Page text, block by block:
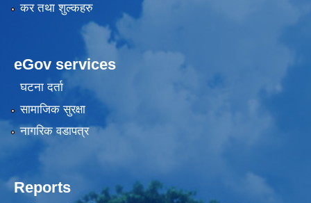
कर तथा शुल्कहरु
eGov services
घटना दर्ता
सामाजिक सुरक्षा
नागरिक वडापत्र
Reports